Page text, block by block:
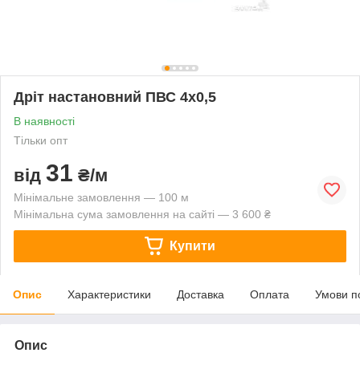
Дріт настановний ПВС 4х0,5
В наявності
Тільки опт
від 31 ₴/м
Мінімальне замовлення — 100 м
Мінімальна сума замовлення на сайті — 3 600 ₴
Купити
Опис Характеристики Доставка Оплата Умови
Опис